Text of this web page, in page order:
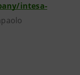
intesa-